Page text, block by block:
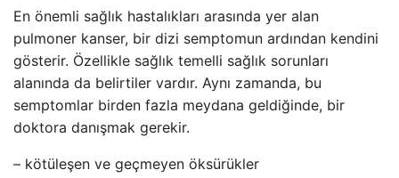
En önemli sağlık hastalıkları arasında yer alan
pulmoner kanser, bir dizi semptomun ardından kendini
gösterir. Özellikle sağlık temelli sağlık sorunları
alanında da belirtiler vardır. Aynı zamanda, bu
semptomlar birden fazla meydana geldiğinde, bir
doktora danışmak gerekir.
– kötüleşen ve geçmeyen öksürükler